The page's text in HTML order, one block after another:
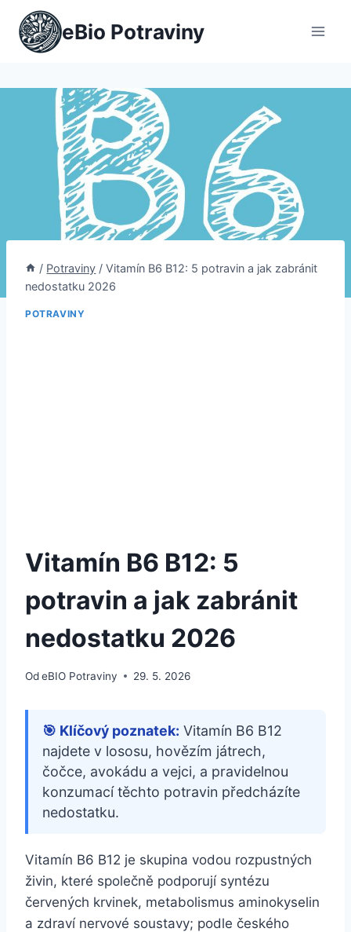
Přeskočit
obsah
eBio Potraviny
/ Potraviny / Vitamín B6 B12: 5 potravin a jak zabránit
nedostatku 2026
POTRAVINY
Vitamín B6 B12: 5
potravin a jak zabránit
nedostatku 2026
OdeBIO Potraviny 29. 5. 2026
🎯 Klíčový poznatek: Vitamín B6 B12
najdete v lososu, hovězím játrech,
čočce, avokádu a vejci, a pravidelnou
konzumací těchto potravin předcházíte
nedostatku.
Vitamín B6 B12 je skupina vodou rozpustných
živin, které společně podporují syntézu
červených krvinek, metabolismus aminokyselin
a zdraví nervové soustavy; podle českého